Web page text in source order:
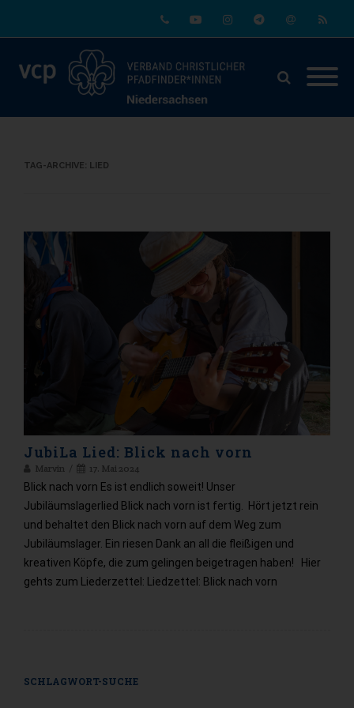
TAG-ARCHIVE: LIED
JubiLa Lied: Blick nach vorn
Marvin 17. Mai 2024
Blick nach vorn Es ist endlich soweit! Unser
Jubiläumslagerlied Blick nach vorn ist fertig. Hört jetzt rein
und behaltet den Blick nach vorn auf dem Weg zum
Jubiläumslager. Ein riesen Dank an all die fleißigen und
kreativen Köpfe, die zum gelingen beigetragen haben! Hier
gehts zum Liederzettel: Liedzettel: Blick nach vorn
SCHLAGWORT-SUCHE